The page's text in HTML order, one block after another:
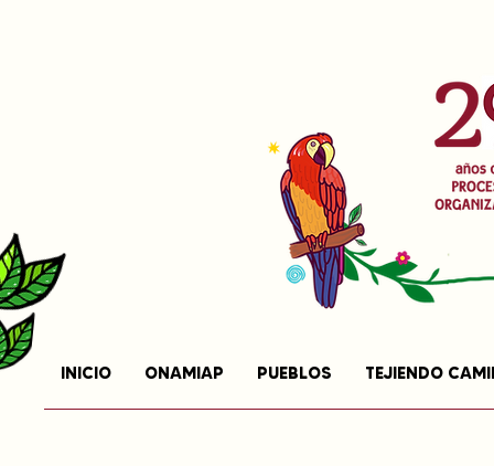
INICIO ONAMIAP PUEBLOS TEJIENDO